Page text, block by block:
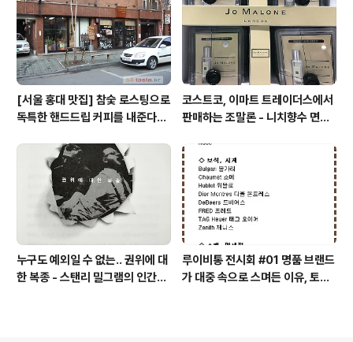
[서울 홍대 맛집] 참숯 로스팅으로
독특한 핸드드립 커피를 내준다는
코스트코, 이마트 트레이더스에서
판매하는 조말론 - 니치향수 면세
누구도 예외일 수 없는.. 권위에 대
한 복종 - 스탠리 밀그램의 인간심
루이비통 전시회 #01 명품 브랜드
가 대중 속으로 스며든 이유, 토킹